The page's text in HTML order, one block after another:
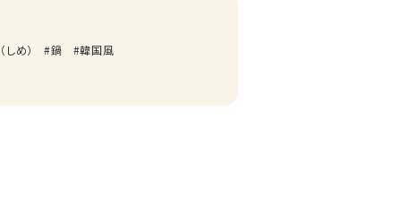
しめ） 鍋 韓国風